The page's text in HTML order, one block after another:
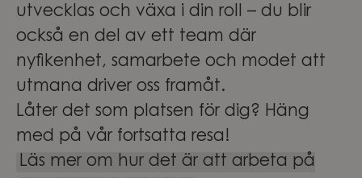
utvecklas och växa i din roll – du blir
också en del av ett team där
nyfikenhet, samarbete och modet att
utmana driver oss framåt.
Låter det som platsen för dig? Häng
med på vår fortsatta resa!
Läs mer om hur det är att arbeta på